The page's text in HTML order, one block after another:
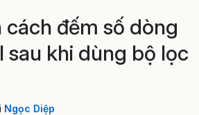
cách đếm số dòng
sau khi dùng bộ lọc
Ngọc Diệp